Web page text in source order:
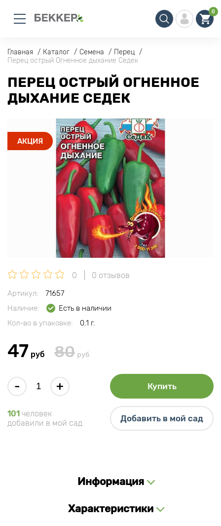
0
Главная Каталог Семена
Перец
Перец острый Огненное дыхание Седек
ПЕРЕЦ ОСТРЫЙ ОГНЕННОЕ
ДЫХАНИЕ СЕДЕК
АКЦИЯ
0 0 отзывов
Артикул:
71657
Наличие:
Есть в наличии
Кол-во в упаковке:
0.1 г.
47 руб 80 руб
- + Купить
101 человек
добавили в мой сад
Добавить в мой сад
Информация
Характеристики